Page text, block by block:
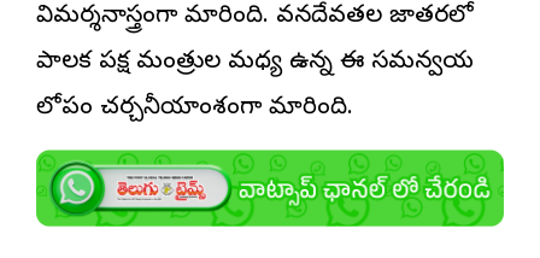
విమర్శనాస్త్రంగా మారింది. వనదేవతల జాతరలో
పాలక పక్ష మంత్రుల మధ్య ఉన్న ఈ సమన్వయ
లోపం చర్చనీయాంశంగా మారింది.